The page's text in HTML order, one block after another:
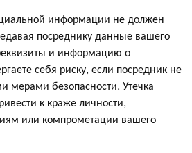
информации не должен
посреднику данные вашего
и информацию о
себя риску, если посредник не
мерами безопасности. Утечка
к краже личности,
или компрометации вашего